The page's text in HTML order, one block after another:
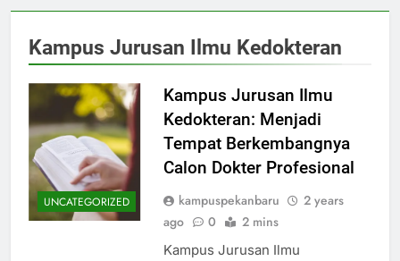
Kampus Jurusan Ilmu Kedokteran
UNCATEGORIZED
Kampus Jurusan Ilmu
Kedokteran: Menjadi
Tempat Berkembangnya
Calon Dokter Profesional
kampuspekanbaru
2 years
ago
0 2 mins
Kampus Jurusan Ilmu